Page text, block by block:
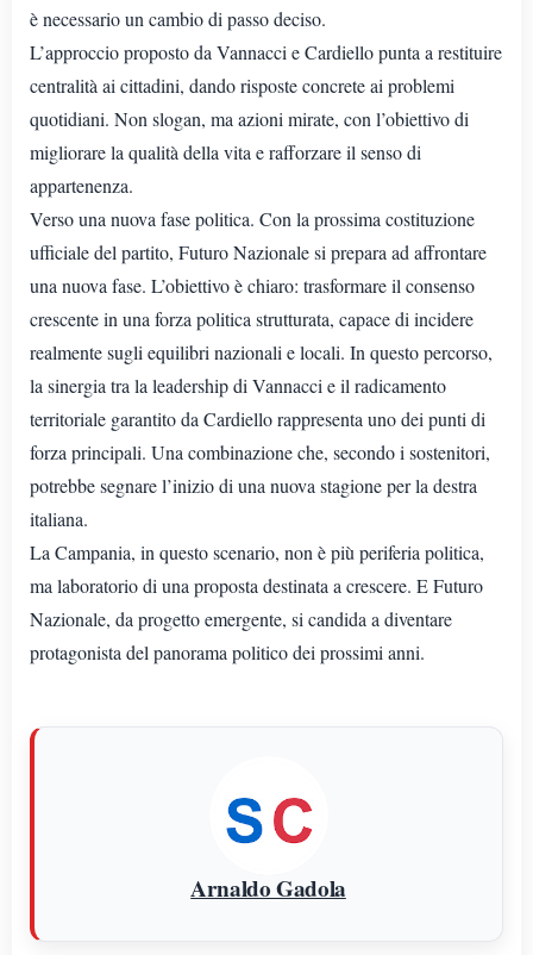
è necessario un cambio di passo deciso.
L’approccio proposto da Vannacci e Cardiello punta a restituire
centralità ai cittadini, dando risposte concrete ai problemi
quotidiani. Non slogan, ma azioni mirate, con l’obiettivo di
migliorare la qualità della vita e rafforzare il senso di
appartenenza.
Verso una nuova fase politica. Con la prossima costituzione
ufficiale del partito, Futuro Nazionale si prepara ad affrontare
una nuova fase. L’obiettivo è chiaro: trasformare il consenso
crescente in una forza politica strutturata, capace di incidere
realmente sugli equilibri nazionali e locali. In questo percorso,
la sinergia tra la leadership di Vannacci e il radicamento
territoriale garantito da Cardiello rappresenta uno dei punti di
forza principali. Una combinazione che, secondo i sostenitori,
potrebbe segnare l’inizio di una nuova stagione per la destra
italiana.
La Campania, in questo scenario, non è più periferia politica,
ma laboratorio di una proposta destinata a crescere. E Futuro
Nazionale, da progetto emergente, si candida a diventare
protagonista del panorama politico dei prossimi anni.
Arnaldo Gadola